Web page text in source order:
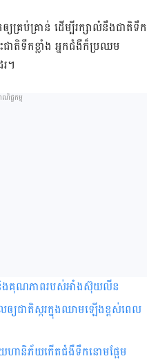
គ្រប់គ្រាន់ ដើម្បីរក្សាលំនឹងជាតិទឹក
ាតិទឹកខ្លាំង អ្នកជំងឺក៏ប្រឈម
។
ណិជ្ជកម្ម
និង​គុណភាព​របស់អាំងស៊ុយលីន​
យជាតិស្ករក្នុងឈាមឡើងខ្ពស់ពេល
ានិភ័យកើតជំងឺទឹកនោមផ្អែម